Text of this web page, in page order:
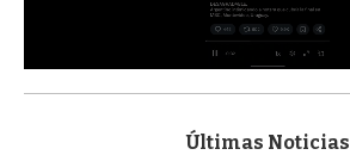
s
Últimas Noticias